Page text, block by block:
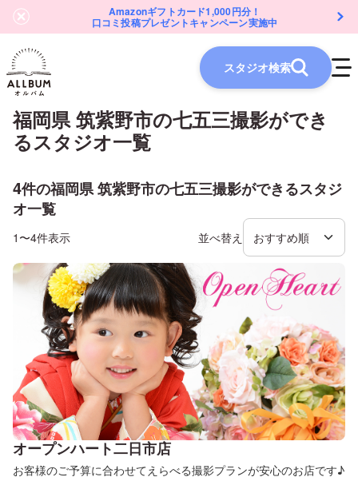
Amazonギフトカード1,000円分！
口コミ投稿プレゼントキャンペーン実施中
スタジオ検索
福岡県 筑紫野市の七五三撮影ができ
るスタジオ一覧
4件の福岡県 筑紫野市の七五三撮影ができるスタジ
オ一覧
1〜4件表示 並べ替え
オープンハート二日市店
お客様のご予算に合わせてえらべる撮影プランが安心のお店です♪